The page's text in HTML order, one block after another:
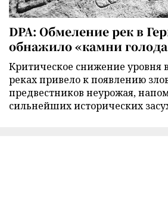
DPA: Обмеление рек в
обнажило «камни
Критическое снижение уровня
реках привело к появлению
предвестников неурожая,
сильнейших исторических